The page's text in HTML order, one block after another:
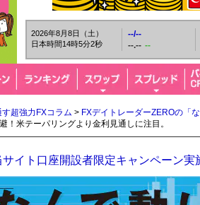
2026年8月8日（土）
日本時間14時5分3秒
--/--
--.-- --
超強力FXコラム > FXデイトレーダーZEROの「
！米テーパリングより金利見通しに注目。
サイト口座開設者限定キャンペーン実